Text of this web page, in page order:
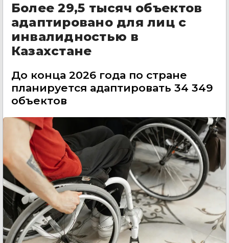
Более 29,5 тысяч объектов
адаптировано для лиц с
инвалидностью в
Казахстане
До конца 2026 года по стране
планируется адаптировать 34 349
объектов